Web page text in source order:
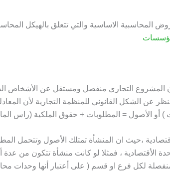
المحاسبية الاساسية والتي تتعلق بالهيكل
المشروع التجاري منفصل ومستقل عن الأشخاص
عن الشكل القانوني للمنظمة التجارية لأن
) أو الأصول = المطلوبات + حقوق الملكية (راس
،حيث ان المنشأة تمتلك الأصول وتتحمل
الأقتصادية ، فمثلا لو كانت منشأة تتكون من
لكل فرع او قسم ( على أعتبار أنها وحدات